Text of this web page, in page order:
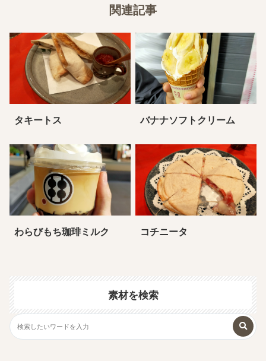
関連記事
タキートス バナナソフトクリーム
わらびもち珈琲ミルク コチニータ
素材を検索